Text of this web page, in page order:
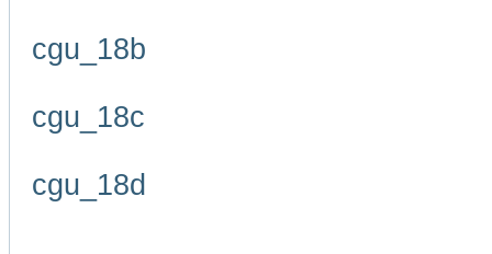
cgu_18b
cgu_18c
cgu_18d